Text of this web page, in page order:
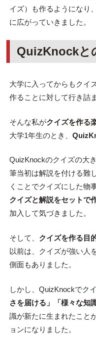
イズ）も作るようになり
に広がっていきました。
QuizKnockと
大学に入ってからもクイ
作ることに対して行き詰
そんな私がクイズを作る
大学1年生のとき、
QuizKnockのクイズの大
筆当初は解説を付ける難
くことでクイズにした物
クイズと解説をセットで
加入して気づきました。
そして、 クイズを作る目
以前は、クイズが強い人
側面もありました。
しかし、QuizKnockでク
さを届ける」「様々な知
識が新たに生まれたこと
ョンになりました。